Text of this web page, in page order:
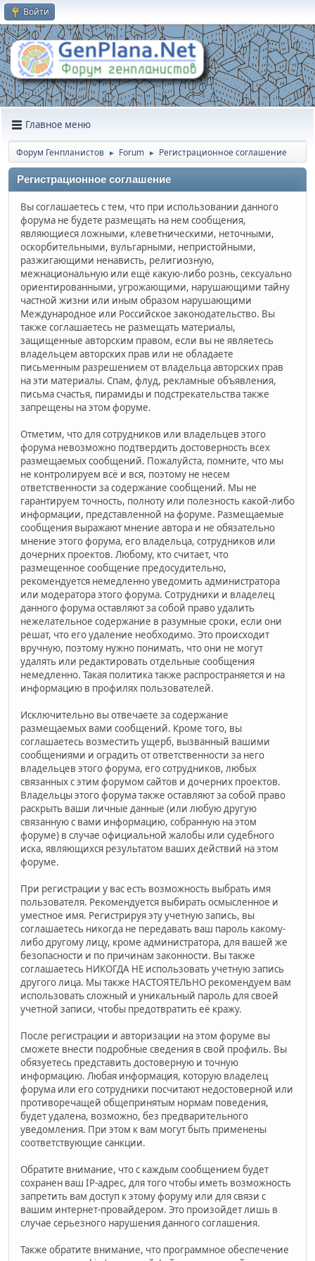
Войти
Главное меню
Форум Генпланистов ► Forum ► Регистрационное соглашение
Регистрационное соглашение
Вы соглашаетесь с тем, что при использовании данного
форума не будете размещать на нем сообщения,
являющиеся ложными, клеветническими, неточными,
оскорбительными, вульгарными, непристойными,
разжигающими ненависть, религиозную,
межнациональную или ещё какую-либо рознь, сексуально
ориентированными, угрожающими, нарушающими тайну
частной жизни или иным образом нарушающими
Международное или Российское законодательство. Вы
также соглашаетесь не размещать материалы,
защищенные авторским правом, если вы не являетесь
владельцем авторских прав или не обладаете
письменным разрешением от владельца авторских прав
на эти материалы. Спам, флуд, рекламные объявления,
письма счастья, пирамиды и подстрекательства также
запрещены на этом форуме.
Отметим, что для сотрудников или владельцев этого
форума невозможно подтвердить достоверность всех
размещаемых сообщений. Пожалуйста, помните, что мы
не контролируем всё и вся, поэтому не несем
ответственности за содержание сообщений. Мы не
гарантируем точность, полноту или полезность какой-либо
информации, представленной на форуме. Размещаемые
сообщения выражают мнение автора и не обязательно
мнение этого форума, его владельца, сотрудников или
дочерних проектов. Любому, кто считает, что
размещенное сообщение предосудительно,
рекомендуется немедленно уведомить администратора
или модератора этого форума. Сотрудники и владелец
данного форума оставляют за собой право удалить
нежелательное содержание в разумные сроки, если они
решат, что его удаление необходимо. Это происходит
вручную, поэтому нужно понимать, что они не могут
удалять или редактировать отдельные сообщения
немедленно. Такая политика также распространяется и на
информацию в профилях пользователей.
Исключительно вы отвечаете за содержание
размещаемых вами сообщений. Кроме того, вы
соглашаетесь возместить ущерб, вызванный вашими
сообщениями и оградить от ответственности за него
владельцев этого форума, его сотрудников, любых
связанных с этим форумом сайтов и дочерних проектов.
Владельцы этого форума также оставляют за собой право
раскрыть ваши личные данные (или любую другую
связанную с вами информацию, собранную на этом
форуме) в случае официальной жалобы или судебного
иска, являющихся результатом ваших действий на этом
форуме.
При регистрации у вас есть возможность выбрать имя
пользователя. Рекомендуется выбирать осмысленное и
уместное имя. Регистрируя эту учетную запись, вы
соглашаетесь никогда не передавать ваш пароль какому-
либо другому лицу, кроме администратора, для вашей же
безопасности и по причинам законности. Вы также
соглашаетесь НИКОГДА НЕ использовать учетную запись
другого лица. Мы также НАСТОЯТЕЛЬНО рекомендуем вам
использовать сложный и уникальный пароль для своей
учетной записи, чтобы предотвратить её кражу.
После регистрации и авторизации на этом форуме вы
сможете внести подробные сведения в свой профиль. Вы
обязуетесь представить достоверную и точную
информацию. Любая информация, которую владелец
форума или его сотрудники посчитают недостоверной или
противоречащей общепринятым нормам поведения,
будет удалена, возможно, без предварительного
уведомления. При этом к вам могут быть применены
соответствующие санкции.
Обратите внимание, что с каждым сообщением будет
сохранен ваш IP-адрес, для того чтобы иметь возможность
запретить вам доступ к этому форуму или для связи с
вашим интернет-провайдером. Это произойдет лишь в
случае серьезного нарушения данного соглашения.
Также обратите внимание, что программное обеспечение